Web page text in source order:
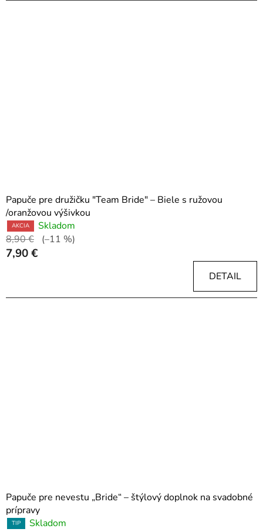
Papuče pre družičku "Team Bride" – Biele s ružovou
/oranžovou výšivkou
AKCIA
Skladom
8,90 €
(–11 %)
7,90 €
DETAIL
Papuče pre nevestu „Bride“ – štýlový doplnok na svadobné
prípravy
TIP Skladom